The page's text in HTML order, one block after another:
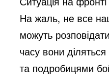
На жаль, не все
можуть
часу вони
та подробицями